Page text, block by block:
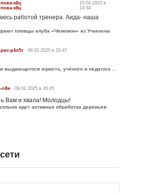
э8ц
э8ц
15.04.2025 в
14:54
работой тренера. Аида- наша
пловцы клуба «Чемпион» из Учкекена
р4л5т 09.02.2025 в 20:47
о8и 09.02.2025 в 20:45
Вам и хвала! Молодцы!
идет активная обработка деревьев